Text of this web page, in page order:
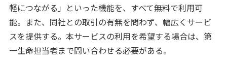
軽につながる」といった機能を、すべて無料で利用可
能。また、同社との取引の有無を問わず、幅広くサービ
スを提供する。本サービスの利用を希望する場合は、第
一生命担当者まで問い合わせる必要がある。